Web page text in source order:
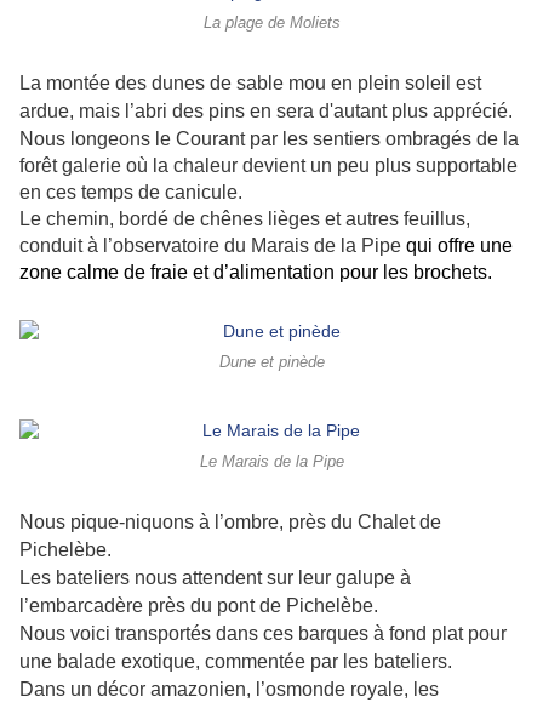
La plage de Moliets
La montée des dunes de sable mou en plein soleil est
ardue, mais l’abri des pins en sera d'autant plus apprécié.
Nous longeons le Courant par les sentiers ombragés de la
forêt galerie où la chaleur devient un peu plus supportable
en ces temps de canicule.
Le chemin, bordé de chênes lièges et autres feuillus,
conduit à l’observatoire du Marais de la Pipe qui offre une
zone calme de fraie et d’alimentation pour les brochets.
Dune et pinède
Le Marais de la Pipe
Nous pique-niquons à l’ombre, près du Chalet de
Pichelèbe.
Les bateliers nous attendent sur leur galupe à
l’embarcadère près du pont de Pichelèbe.
Nous voici transportés dans ces barques à fond plat pour
une balade exotique, commentée par les bateliers.
Dans un décor amazonien, l’osmonde royale, les